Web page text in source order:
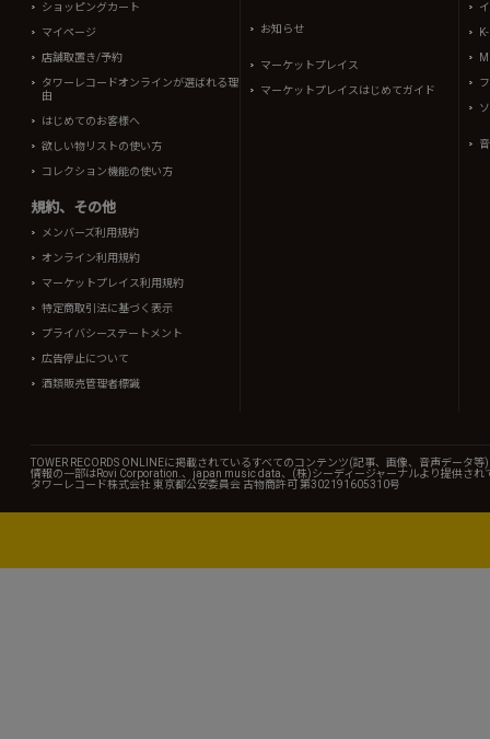
ショッピングカート
マイページ
店舗取置き/予約
タワーレコードオンラインが選ばれる理
由
はじめてのお客様へ
欲しい物リストの使い方
コレクション機能の使い方
規約、その他
メンバーズ利用規約
オンライン利用規約
マーケットプレイス利用規約
特定商取引法に基づく表示
プライバシーステートメント
広告停止について
酒類販売管理者標識
お知らせ
マーケットプレイス
マーケットプレイスはじめてガイド
TOWER RECORDS ONLINEに掲載されているすべてのコンテンツ(記事、画像、音声データ
情報の一部はRovi Corporation.、japan music data、(株)シーディージャーナルより提供され
タワーレコード株式会社 東京都公安委員会 古物商許可 第302191605310号